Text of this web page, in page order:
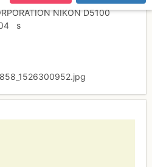
NIKON D5100
s